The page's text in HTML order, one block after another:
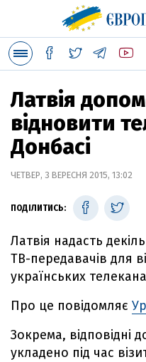
Латвія
відновити
Донбасі
ЧЕТВЕР, 3 ВЕРЕСНЯ 2015, 13:02
ПОДІЛИТИСЬ:
Латвія надасть
ТВ-передавачів для
українських
Про це повідомляє
Зокрема, відповідні
укладено під час